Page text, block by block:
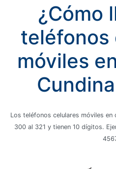
¿Cómo
teléfonos
móviles
Los teléfonos celulares móviles
300 al 321 y tienen 10 dígitos.